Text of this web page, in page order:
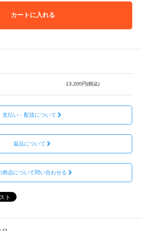
カートに入れる
13,200円(税込)
支払い・配送について
返品について
商品について問い合わせる